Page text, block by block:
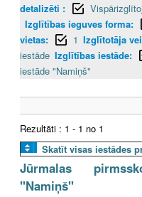
detalizēti :
Izglītības ieguves forma:
vietas:
1 Izglītotāja
iestāde Izglītības iestāde:
iestāde "Namiņš"
Rezultāti : 1 - 1 no 1
Skatīt visas iestādes
Jūrmalas
"Namiņš"